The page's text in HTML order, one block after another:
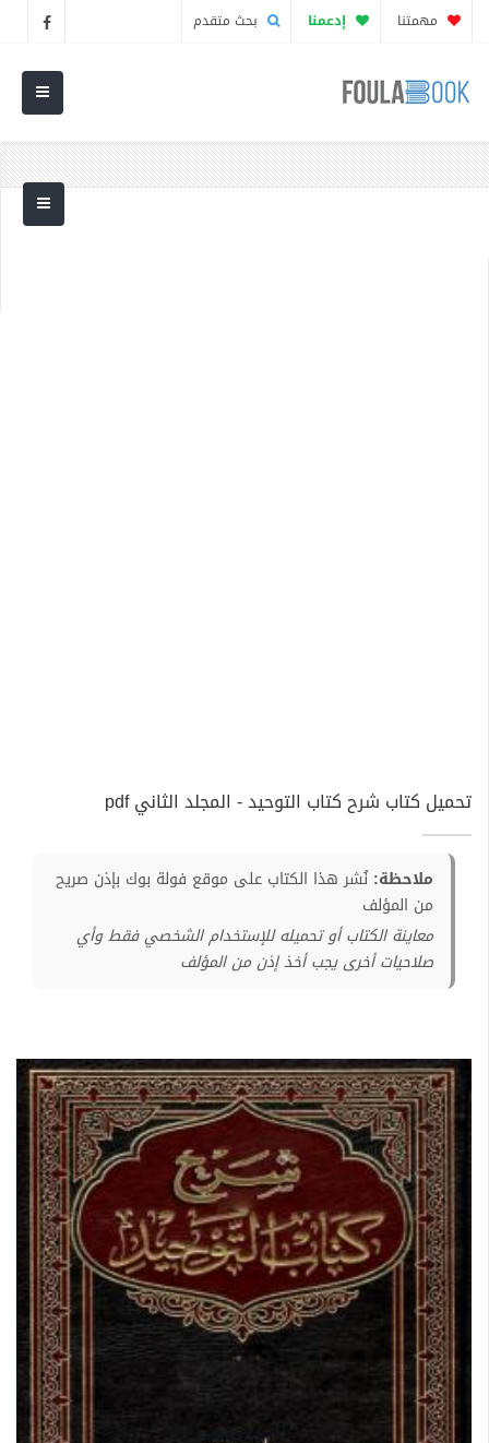
مهمتنا إدعمنا بحث متقدم
تحميل كتاب شرح كتاب التوحيد - المجلد الثاني pdf
ملاحظة: نُشر هذا الكتاب على موقع فولة بوك بإذن صريح
من المؤلف
معاينة الكتاب أو تحميله للإستخدام الشخصي فقط وأي
صلاحيات أخرى يجب أخذ إذن من المؤلف